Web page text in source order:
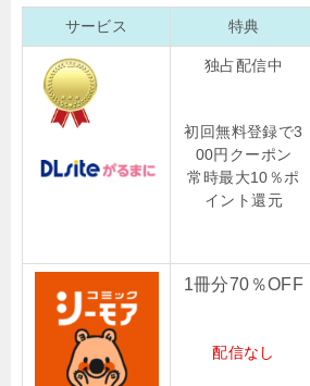
サービス 特典
独占配信中
初回無料登録で3
00円クーポン
常時最大10％ポ
イント還元
1冊分70％OFF
配信なし